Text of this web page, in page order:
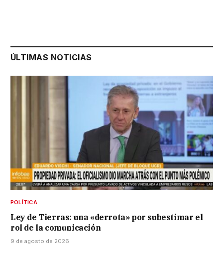
ÚLTIMAS NOTICIAS
POLÍTICA
Ley de Tierras: una «derrota» por subestimar el
rol de la comunicación
9 de agosto de 2026